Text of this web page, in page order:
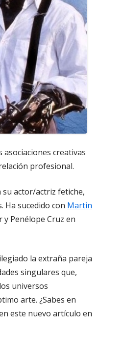
creativas
profesional.
su actor/actriz fetiche,
Ha sucedido con Martin
y Penélope Cruz en
la extraña pareja
singulares que,
universos
arte. ¿Sabes en
este nuevo artículo en